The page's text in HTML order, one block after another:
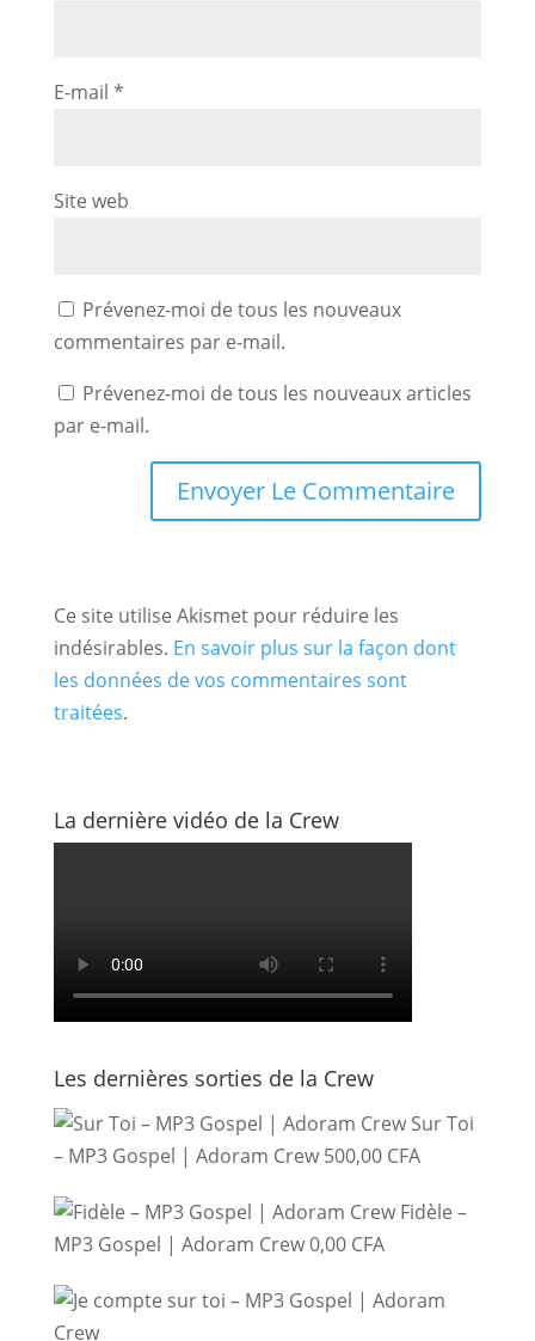
E-mail *
Site web
Prévenez-moi de tous les nouveaux
commentaires par e-mail.
Prévenez-moi de tous les nouveaux articles
par e-mail.
Ce site utilise Akismet pour réduire les
indésirables. En savoir plus sur la façon dont
les données de vos commentaires sont
traitées.
La dernière vidéo de la Crew
Les dernières sorties de la Crew
Sur Toi
– MP3 Gospel | Adoram Crew 500,00 CFA
Fidèle –
MP3 Gospel | Adoram Crew0,00 CFA